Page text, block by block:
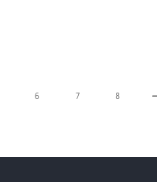
6 7 8